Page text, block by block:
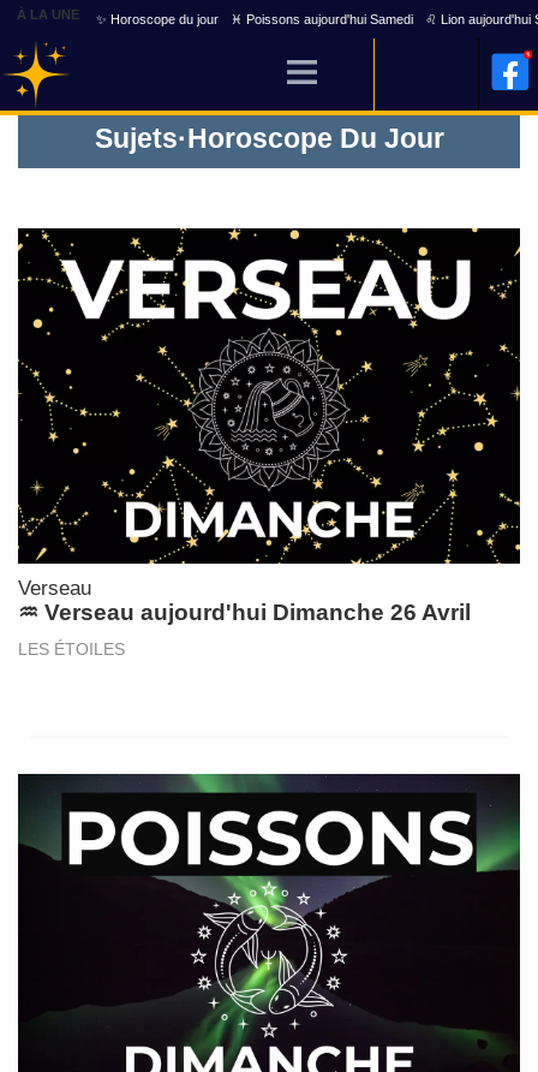
À LA UNE ✨ Horoscope du jour ♓ Poissons aujourd'hui Samedi ♌ Lion aujourd'hui
Sujets·Horoscope Du Jour
Verseau
♒ Verseau aujourd'hui Dimanche 26 Avril
LES ÉTOILES